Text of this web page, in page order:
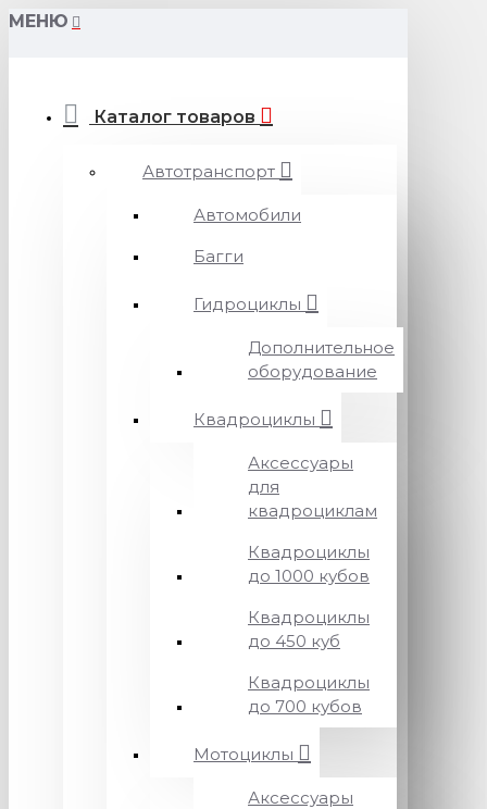
МЕНЮ
Каталог товаров
Автотранспорт
Автомобили
Багги
Гидроциклы
Дополнительное
оборудование
Квадроциклы
Аксессуары
для
квадроциклам
Квадроциклы
до 1000 кубов
Квадроциклы
до 450 куб
Квадроциклы
до 700 кубов
Мотоциклы
Аксессуары